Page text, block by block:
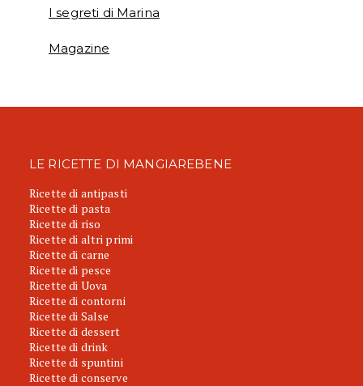
I segreti di Marina
Magazine
LE RICETTE DI MANGIAREBENE
Ricette di antipasti
Ricette di pasta
Ricette di riso
Ricette di altri primi
Ricette di carne
Ricette di pesce
Ricette di Uova
Ricette di contorni
Ricette di Salse
Ricette di dessert
Ricette di drink
Ricette di spuntini
Ricette di conserve